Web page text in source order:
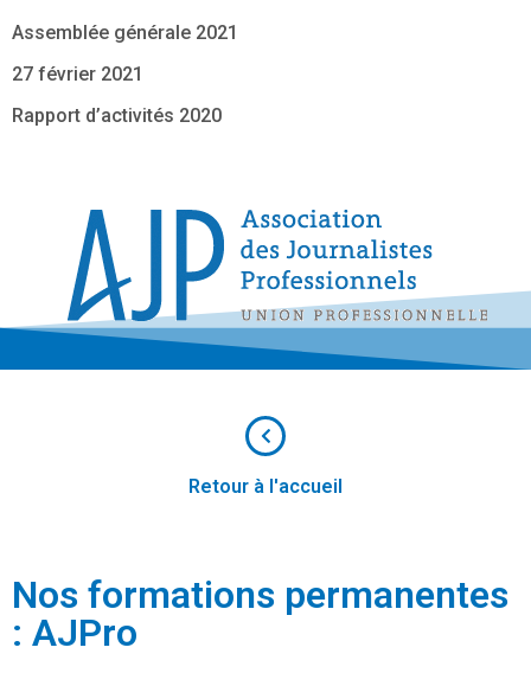
Assemblée générale 2021
27 février 2021
Rapport d’activités 2020
Retour à l'accueil
Nos formations permanentes
: AJPro